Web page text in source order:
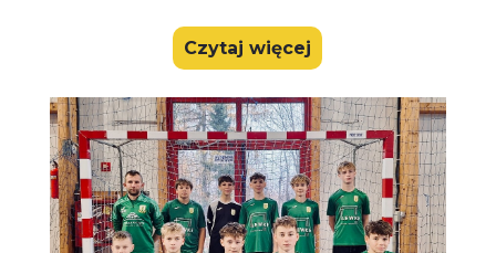
Czytaj więcej